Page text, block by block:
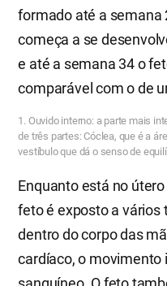
formado até a semana
começa a se
e até a semana 34 o
comparável com o de
1. Ouvido interno: a parte mais
de três partes: Cóclea, que é a
vestíbulo que dá o senso de
Enquanto está no
feto é exposto a vários
dentro do corpo das
cardíaco, o movimento